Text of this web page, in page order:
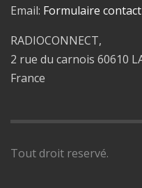
Email: Formulaire contact
RADIOCONNECT,
2 rue du carnois 60610
France
Tout droit reservé.